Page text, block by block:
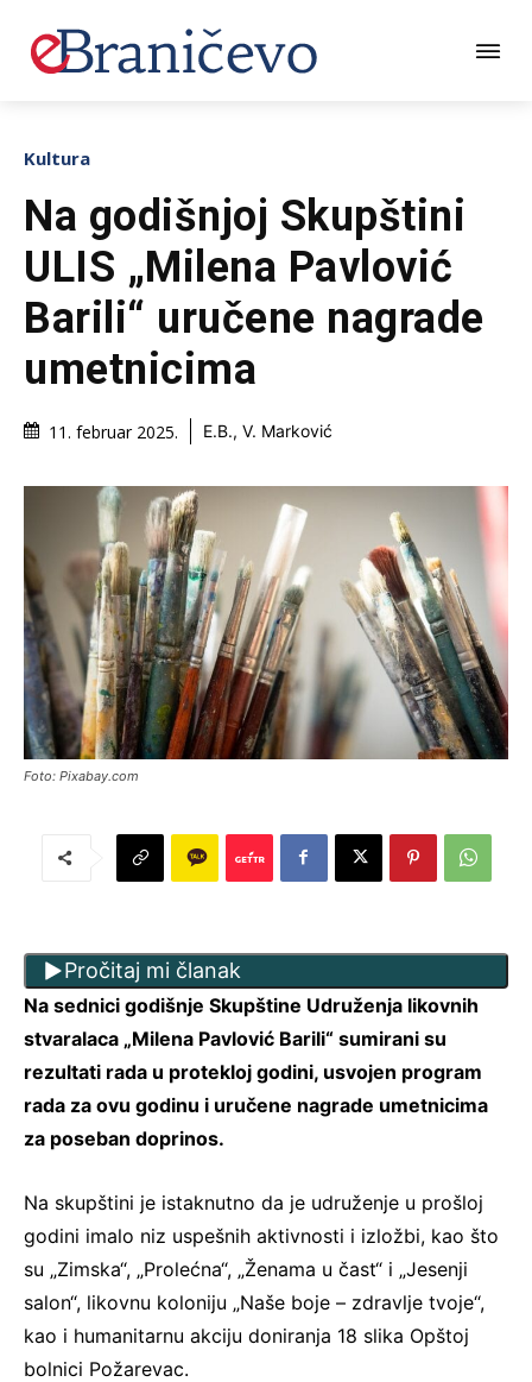
Kultura
Na godišnjoj Skupštini
ULIS „Milena Pavlović
Barili“ uručene nagrade
umetnicima
11. februar 2025. E.B., V. Marković
Foto: Pixabay.com
Pročitaj mi članak
Na sednici godišnje Skupštine Udruženja likovnih
stvaralaca „Milena Pavlović Barili“ sumirani su
rezultati rada u protekloj godini, usvojen program
rada za ovu godinu i uručene nagrade umetnicima
za poseban doprinos.
Na skupštini je istaknutno da je udruženje u prošloj
godini imalo niz uspešnih aktivnosti i izložbi, kao što
su „Zimska“, „Prolećna“, „Ženama u čast“ i „Jesenji
salon“, likovnu koloniju „Naše boje – zdravlje tvoje“,
kao i humanitarnu akciju doniranja 18 slika Opštoj
bolnici Požarevac.